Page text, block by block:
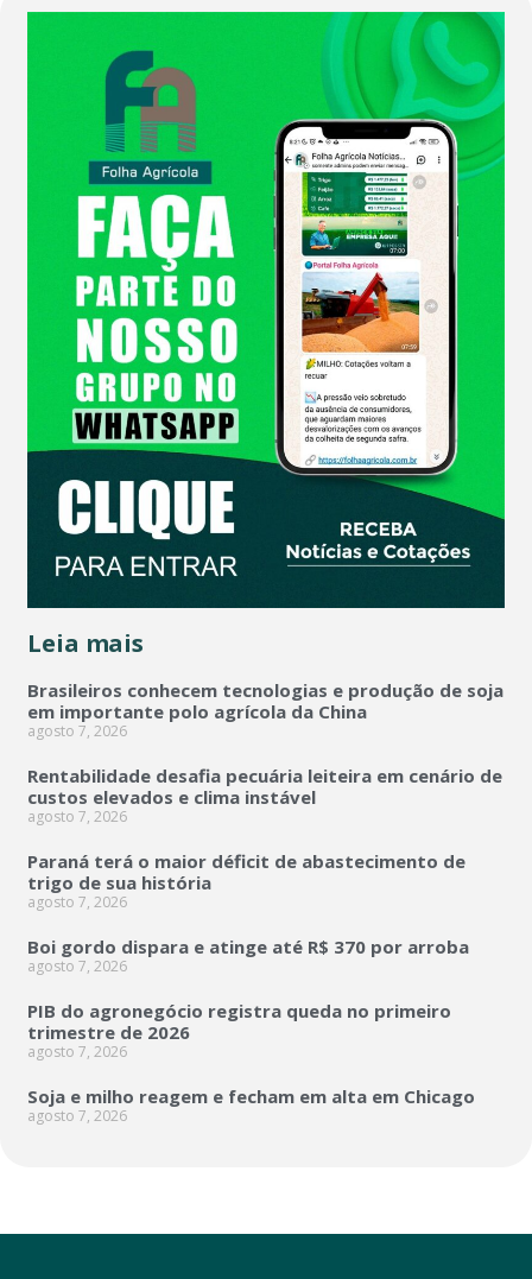
Leia mais
Brasileiros conhecem tecnologias e produção de soja
em importante polo agrícola da China
agosto 7, 2026
Rentabilidade desafia pecuária leiteira em cenário de
custos elevados e clima instável
agosto 7, 2026
Paraná terá o maior déficit de abastecimento de
trigo de sua história
agosto 7, 2026
Boi gordo dispara e atinge até R$ 370 por arroba
agosto 7, 2026
PIB do agronegócio registra queda no primeiro
trimestre de 2026
agosto 7, 2026
Soja e milho reagem e fecham em alta em Chicago
agosto 7, 2026